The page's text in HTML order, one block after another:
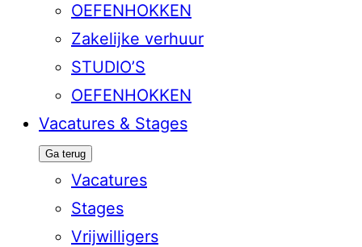
OEFENHOKKEN
Zakelijke verhuur
STUDIO’S
OEFENHOKKEN
Vacatures & Stages
Ga terug
Vacatures
Stages
Vrijwilligers